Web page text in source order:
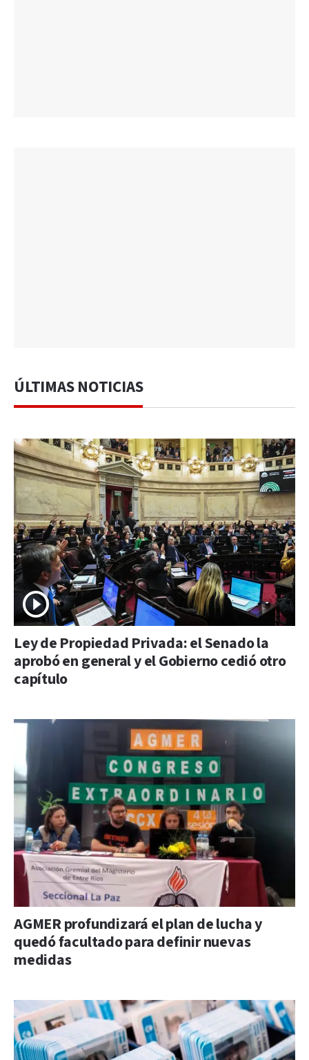
ÚLTIMAS NOTICIAS
Ley de Propiedad Privada: el Senado la
aprobó en general y el Gobierno cedió otro
capítulo
AGMER profundizará el plan de lucha y
quedó facultado para definir nuevas
medidas